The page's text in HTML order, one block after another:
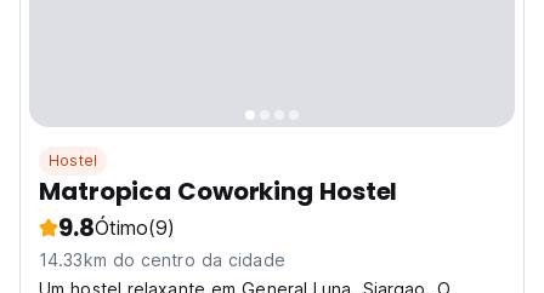
Hostel
Matropica Coworking Hostel
9.8Ótimo(9)
14.33km do centro da cidade
Um hostel relaxante em General Luna, Siargao. O